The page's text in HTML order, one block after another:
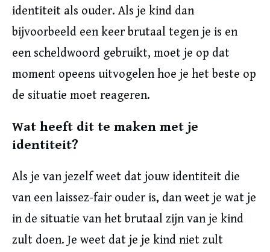
identiteit als ouder. Als je kind dan
bijvoorbeeld een keer brutaal tegen je is en
een scheldwoord gebruikt, moet je op dat
moment opeens uitvogelen hoe je het beste op
de situatie moet reageren.
Wat heeft dit te maken met je
identiteit?
Als je van jezelf weet dat jouw identiteit die
van een laissez-fair ouder is, dan weet je wat je
in de situatie van het brutaal zijn van je kind
zult doen. Je weet dat je je kind niet zult